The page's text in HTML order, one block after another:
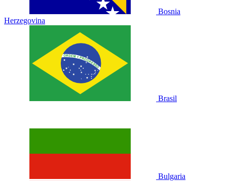
Bosnia
Herzegovina
Brasil
Bulgaria